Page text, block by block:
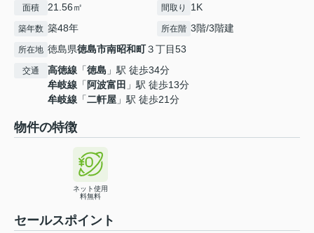
面積 21.56㎡ 間取り 1K
築年数 築48年 所在階 3階/3階建
所在地 徳島県徳島市南昭和町３丁目53
交通 高徳線 「徳島 」駅 徒歩34分
牟岐線 「 阿波富田 」駅 徒歩13分
牟岐線 「二軒屋 」駅 徒歩21分
物件の特徴
ネット使用
料無料
セールスポイント